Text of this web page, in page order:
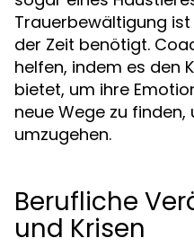
Trauerbewältigung ist
der Zeit benötigt.
helfen, indem es den
bietet, um ihre
neue Wege zu
umzugehen.
Berufliche
und Krisen